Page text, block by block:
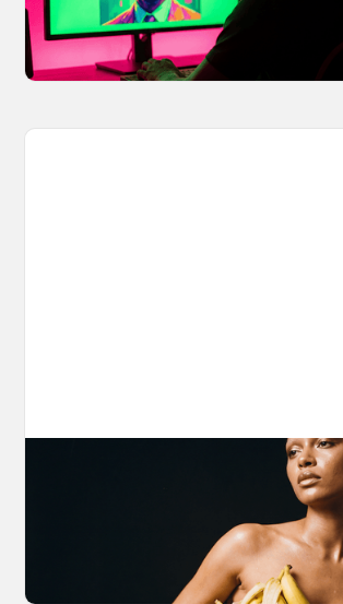
hands.
April 2, 2026
The Nano Banana 2 Handbook
Brian from Litany of Ignition gives a
breakdown of what Gemini 2.0
can actually do, with the prompts